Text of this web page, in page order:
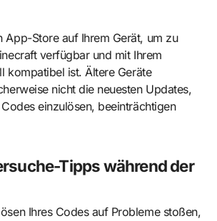
App-Store auf Ihrem Gerät, um zu
verfügbar und mit Ihrem
kompatibel ist. Ältere Geräte
nicht die neuesten Updates,
einzulösen, beeinträchtigen
Tipps während der
Ihres Codes auf Probleme stoßen,